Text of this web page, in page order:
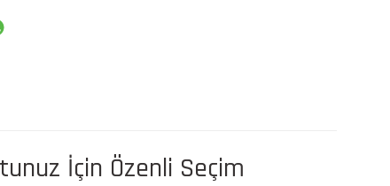
İçin Özenli Seçim